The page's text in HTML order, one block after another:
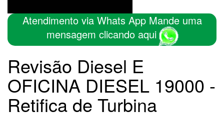
Atendimento via Whats App Mande uma
mensagem clicando aqui
Revisão Diesel E
OFICINA DIESEL 19000 -
Retifica de Turbina